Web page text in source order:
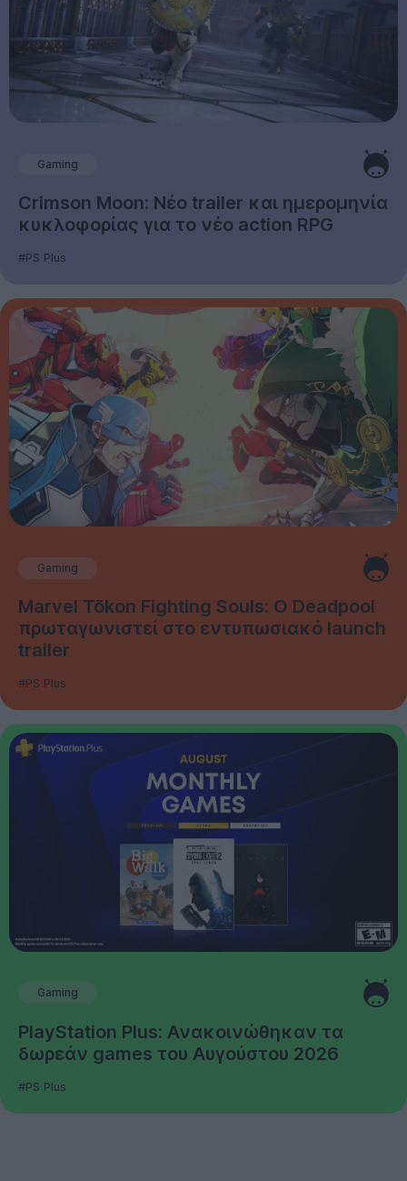
Gaming
Crimson Moon: Νέο trailer και ημερομηνία
κυκλοφορίας για το νέο action RPG
#PS Plus
Gaming
Marvel Tōkon Fighting Souls: Ο Deadpool
πρωταγωνιστεί στο εντυπωσιακό launch
trailer
#PS Plus
Gaming
PlayStation Plus: Ανακοινώθηκαν τα
δωρεάν games του Αυγούστου 2026
#PS Plus